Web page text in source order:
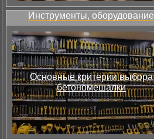
Инструменты, оборудование
Основные критерии выбора
бетономешалки